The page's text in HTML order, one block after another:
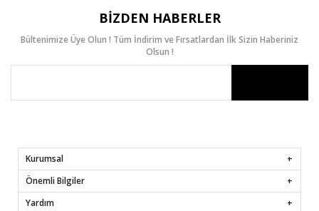
BIZDEN HABERLER
Bültenimize Üye Olun ! Tüm İndirim ve Fırsatlardan İlk Sizin Haberiniz
Olsun !
Kurumsal
Önemli Bilgiler
Yardım